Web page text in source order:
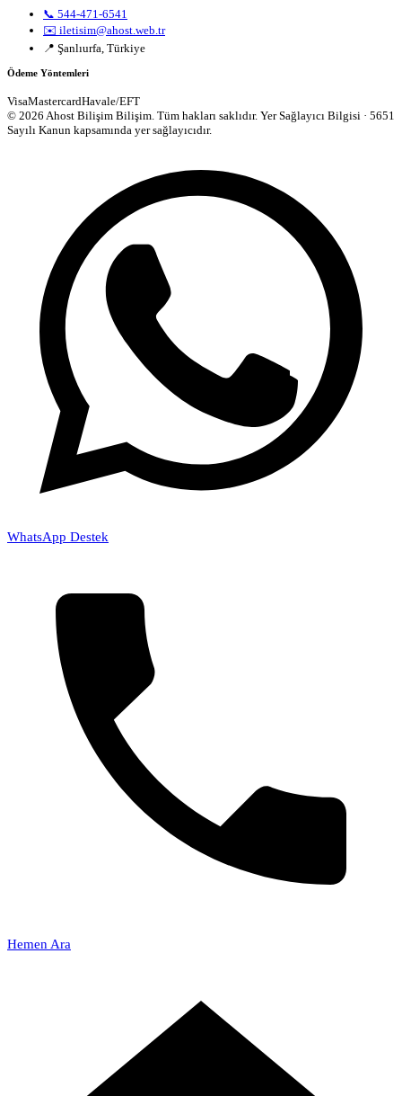
📞 544-471-6541
✉️ iletisim@ahost.web.tr
📍 Şanlıurfa, Türkiye
Ödeme Yöntemleri
VisaMastercardHavale/EFT
© 2026 Ahost Bilişim Bilişim. Tüm hakları saklıdır. Yer Sağlayıcı Bilgisi · 5651
Sayılı Kanun kapsamında yer sağlayıcıdır.
WhatsApp Destek
Hemen Ara